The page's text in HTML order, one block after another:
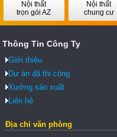
Nội thất
trọn gói AZ
Nội thất
chung cư
Thông Tin Công Ty
Giới thiệu
Dự án đã thi công
Xưởng sản xuất
Liên hệ
Địa chỉ văn phòng